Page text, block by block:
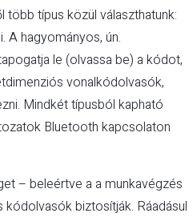
típus közül választhatunk:
A hagyományos, ún.
le (olvassa be) a kódot,
vonalkódolvasók,
Mindkét típusból kapható
Bluetooth kapcsolaton
– beleértve a a munkavégzés
biztosítják. Ráadásul